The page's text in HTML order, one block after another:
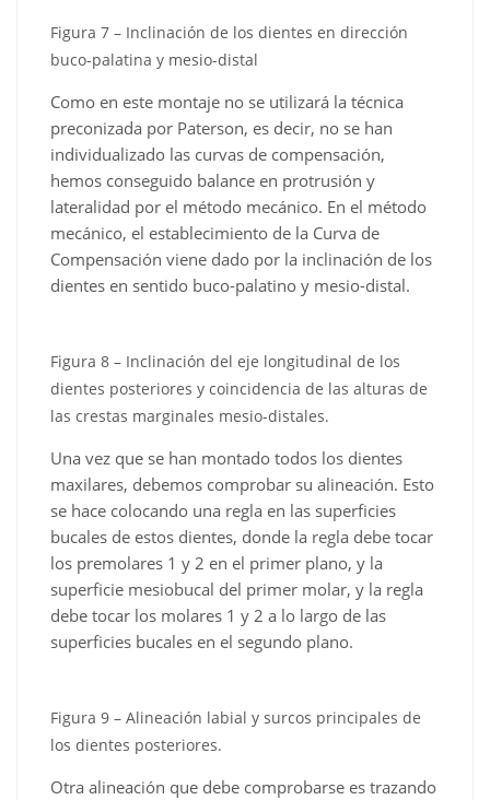
para
visualizar
los
de
contacto
oclusales.
para
visualizar
contacto
oclusales.
Figura 7 – Inclinación de los dientes en dirección
buco-palatina y mesio-distal
Como en este montaje no se utilizará la técnica
preconizada por Paterson, es decir, no se han
individualizado las curvas de compensación,
hemos conseguido balance en protrusión y
lateralidad por el método mecánico. En el método
mecánico, el establecimiento de la Curva de
Compensación viene dado por la inclinación de los
dientes en sentido buco-palatino y mesio-distal.
Figura 8 – Inclinación del eje longitudinal de los
dientes posteriores y coincidencia de las alturas de
las crestas marginales mesio-distales.
Una vez que se han montado todos los dientes
maxilares, debemos comprobar su alineación. Esto
se hace colocando una regla en las superficies
bucales de estos dientes, donde la regla debe tocar
los premolares 1 y 2 en el primer plano, y la
superficie mesiobucal del primer molar, y la regla
debe tocar los molares 1 y 2 a lo largo de las
superficies bucales en el segundo plano.
Figura 9 – Alineación labial y surcos principales de
los dientes posteriores.
Otra alineación que debe comprobarse es trazando